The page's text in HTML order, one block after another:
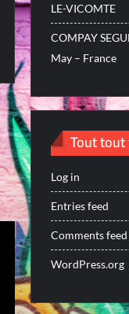
LE-VICOMTE
COMPAY
May – France
Tout
Log in
Entries feed
Comments feed
WordPress.org